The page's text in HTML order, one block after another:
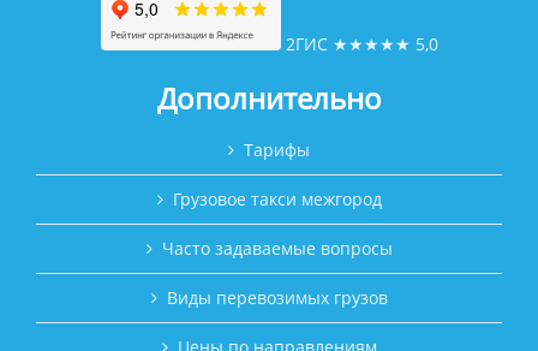
2ГИС ★★★★★ 5,0
Дополнительно
Тарифы
Грузовое такси межгород
Часто задаваемые вопросы
Виды перевозимых грузов